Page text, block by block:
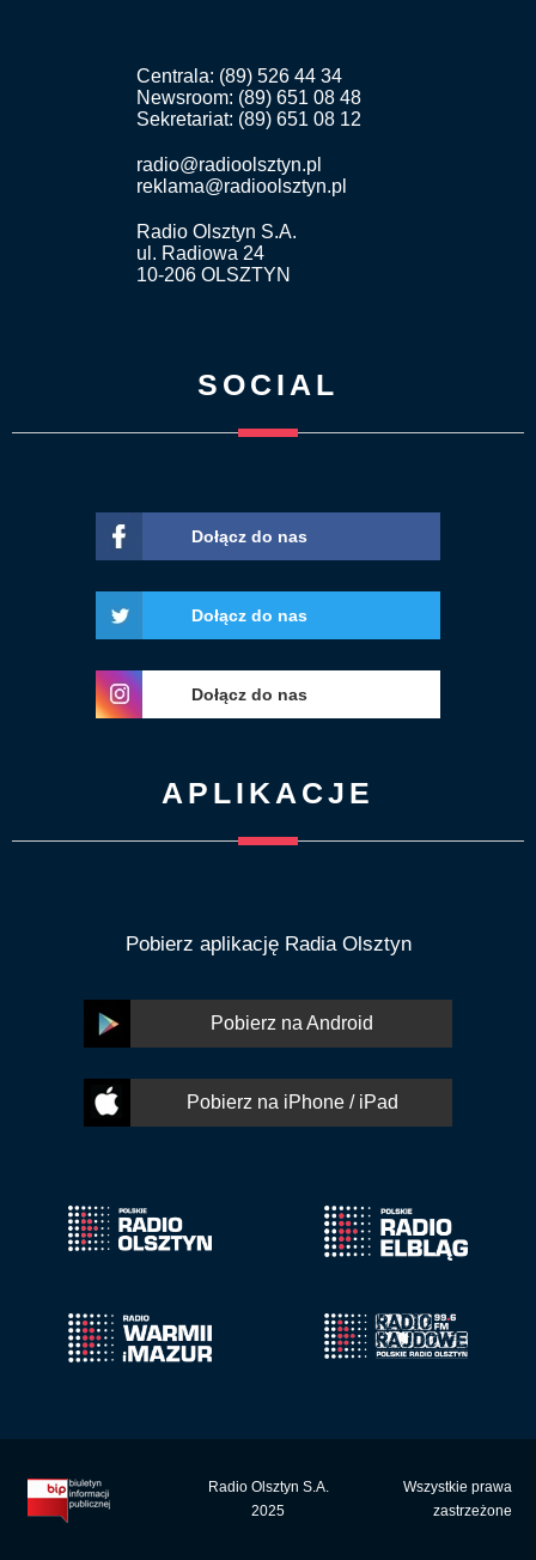
Centrala: (89) 526 44 34
Newsroom: (89) 651 08 48
Sekretariat: (89) 651 08 12
radio@radioolsztyn.pl
reklama@radioolsztyn.pl
Radio Olsztyn S.A.
ul. Radiowa 24
10-206 OLSZTYN
SOCIAL
Dołącz do nas
Dołącz do nas
Dołącz do nas
APLIKACJE
Pobierz aplikację Radia Olsztyn
Pobierz na Android
Pobierz na iPhone / iPad
Radio Olsztyn S.A.
2025
Wszystkie prawa
zastrzeżone